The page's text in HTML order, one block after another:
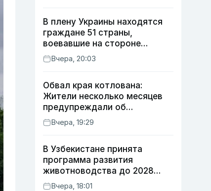
В плену Украины находятся
граждане 51 страны,
воевавшие на стороне
России
Вчера, 20:03
Обвал края котлована:
Жители несколько месяцев
предупреждали об
опасности, но стройка
продолжалась
Вчера, 19:29
В Узбекистане принята
программа развития
животноводства до 2028
годаВчера, 18:01